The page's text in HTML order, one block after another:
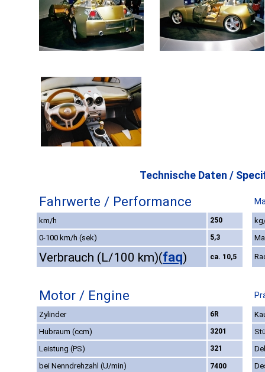
Technische Daten /
Fahrwerte / Performance
km/h 250
0-100 km/h (sek)
5,3
Verbrauch (L/100 km)(faq) ca. 10,5
Motor / Engine
Zylinder 6R
Hubraum (ccm)
3201
Leistung (PS)
321
bei Nenndrehzahl (U/min)
7400